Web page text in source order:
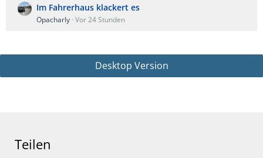
Im Fahrerhaus klackert es
Opacharly Vor 24 Stunden
Desktop Version
Teilen